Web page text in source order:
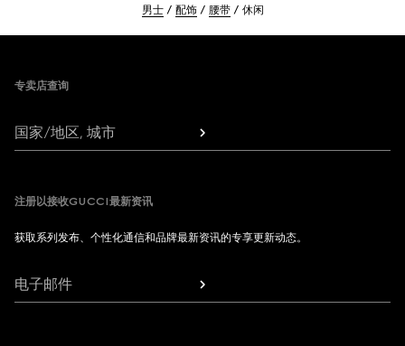
男士 配饰 腰带 休闲
专卖店查询
国家/地区, 城市
注册以接收GUCCI最新资讯
获取系列发布、个性化通信和品牌最新资讯的专享更新动态。
电子邮件